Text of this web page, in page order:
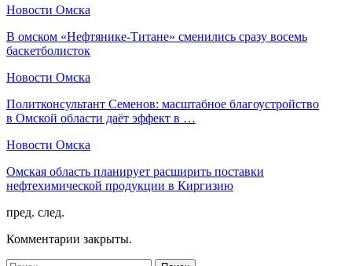
Новости Омска
В омском «Нефтянике-Титане» сменились сразу восемь
баскетболисток
Новости Омска
Политконсультант Семенов: масштабное благоустройство
в Омской области даёт эффект в …
Новости Омска
Омская область планирует расширить поставки
нефтехимической продукции в Киргизию
пред. след.
Комментарии закрыты.